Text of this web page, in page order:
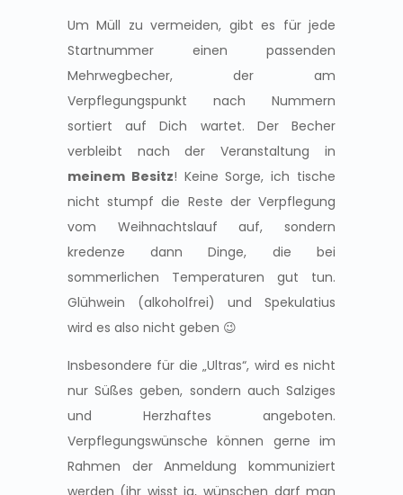
Um Müll zu vermeiden, gibt es für jede
Startnummer einen passenden
Mehrwegbecher, der am
Verpflegungspunkt nach Nummern
sortiert auf Dich wartet. Der Becher
verbleibt nach der Veranstaltung in
meinem Besitz! Keine Sorge, ich tische
nicht stumpf die Reste der Verpflegung
vom Weihnachtslauf auf, sondern
kredenze dann Dinge, die bei
sommerlichen Temperaturen gut tun.
Glühwein (alkoholfrei) und Spekulatius
wird es also nicht geben 😉
Insbesondere für die „Ultras“, wird es nicht
nur Süßes geben, sondern auch Salziges
und Herzhaftes angeboten.
Verpflegungswünsche können gerne im
Rahmen der Anmeldung kommuniziert
werden (ihr wisst ja, wünschen darf man